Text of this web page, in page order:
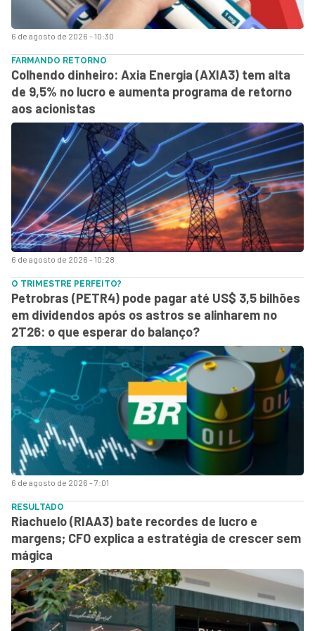
6 de agosto de 2026 - 10:30
6 de agosto de 2026 - 10:28
FARMANDO RETORNO
Colhendo dinheiro: Axia Energia (AXIA3) tem alta
de 9,5% no lucro e aumenta programa de retorno
aos acionistas
6 de agosto de 2026 - 7:01
O TRIMESTRE PERFEITO?
Petrobras (PETR4) pode pagar até US$ 3,5 bilhões
em dividendos após os astros se alinharem no
2T26: o que esperar do balanço?
RESULTADO
Riachuelo (RIAA3) bate recordes de lucro e
margens; CFO explica a estratégia de crescer sem
mágica